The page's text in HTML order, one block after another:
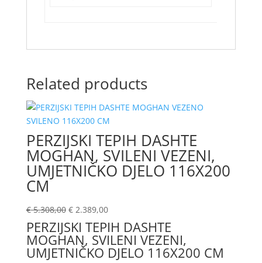
Related products
PERZIJSKI TEPIH DASHTE
MOGHAN, SVILENI VEZENI,
UMJETNIČKO DJELO 116X200
CM
€5.308,00 €2.389,00
PERZIJSKI TEPIH DASHTE
MOGHAN, SVILENI VEZENI,
UMJETNIČKO DJELO 116X200 CM